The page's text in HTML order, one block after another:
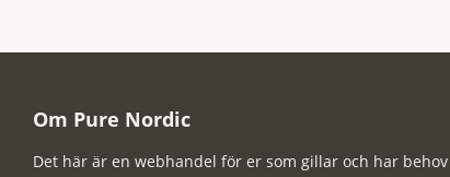
Om Pure Nordic
Det här är en webhandel för er som gillar och har behov